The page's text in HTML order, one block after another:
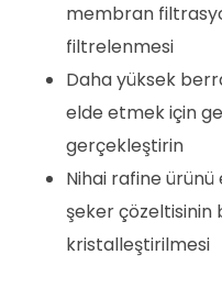
membran
filtrelenmesi
Daha yüksek
elde etmek için
gerçekleştirin
Nihai rafine ürünü
şeker çözeltisinin
kristalleştirilmesi